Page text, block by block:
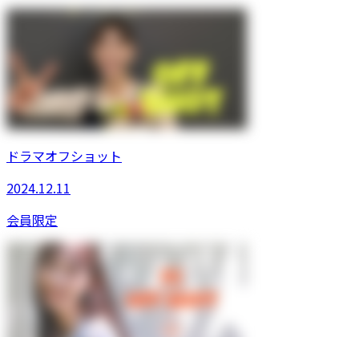
ドラマオフショット
2024.12.11
会員限定